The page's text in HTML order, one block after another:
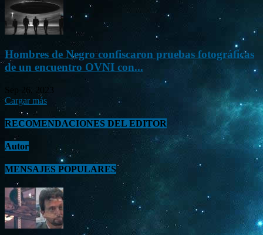
Hombres de Negro confiscaron pruebas fotográficas
de un encuentro OVNI con...
Sep 26, 2023
Cargar más
RECOMENDACIONES DEL EDITOR
Autor
MENSAJES POPULARES